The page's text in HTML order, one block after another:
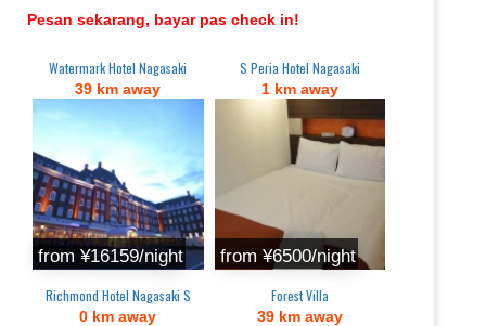
Pesan sekarang, bayar pas check in!
Watermark Hotel Nagasaki
39 km away
from ‎¥16159/night
S Peria Hotel Nagasaki
1 km away
from ‎¥6500/night
Richmond Hotel Nagasaki S
0 km away
Forest Villa
39 km away